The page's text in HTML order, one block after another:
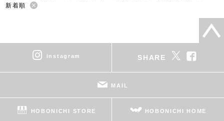
新着順
instagram SHARE
MAIL
HOBONICHI STORE HOBONICHI HOME